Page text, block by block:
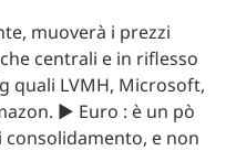
muoverà i prezzi
centrali e in riflesso
quali LVMH, Microsoft,
▶️ Euro : è un pò
consolidamento, e non